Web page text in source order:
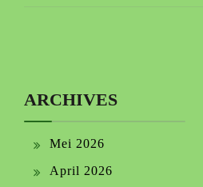
ARCHIVES
Mei 2026
April 2026